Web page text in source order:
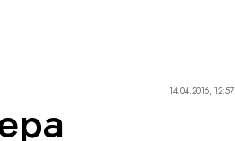
14.04.2016, 12:57